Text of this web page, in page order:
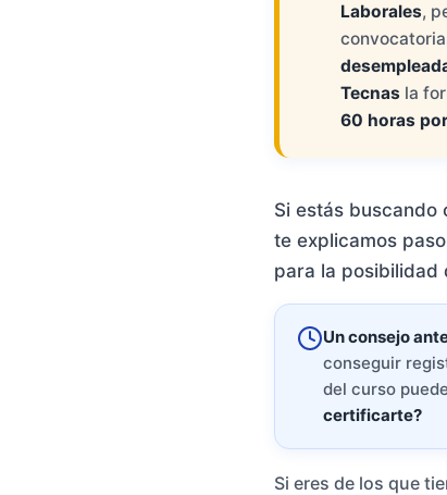
Laborales,
Tecnas la
60 horas
Si estás buscando
te explicamos
para la posibilidad
Un consejo
conseguir
del curso
certificarte?
Si eres de los que